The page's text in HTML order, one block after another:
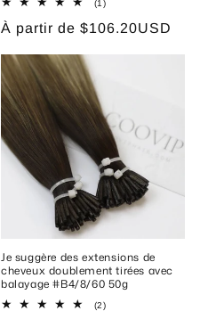
(1)1
des
Prix
À partir de $106.20USD
Je suggère des extensions de
cheveux doublement tirées avec
balayage #B4/8/60 50g
(2)2